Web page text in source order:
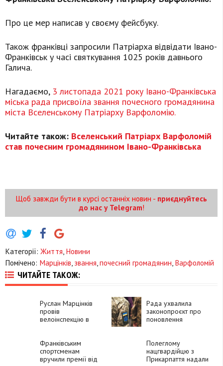
Про це мер написав у своєму фейсбуку.
Також франківці запросили Патріарха відвідати Івано-
Франківськ у часі святкування 1025 років давнього
Галича.
Нагадаємо,3 листопада 2021 року Івано-Франківська
міська рада присвоїла звання почесного громадянина
міста Вселенському Патріарху Варфоломію.
Читайте також: Вселенський Патріарх Варфоломій
став почесним громадянином Івано-Франківська
Щоб завжди бути в курсі останніх новин - приєднуйтесь
до нас у Telegram!
Категорії: Життя Новини
Помічено: Марцінків звання почесний громадянин Варфоломій
ЧИТАЙТЕ ТАКОЖ:
Руслан Марцінків
провів
велоінспекцію в
обстрілу
Рада ухвалила
законопроєкт про
поновлення
Франківським
спортсменам
вручили премії від
Полеглому
нацгвардійцю з
Прикарпаття надали